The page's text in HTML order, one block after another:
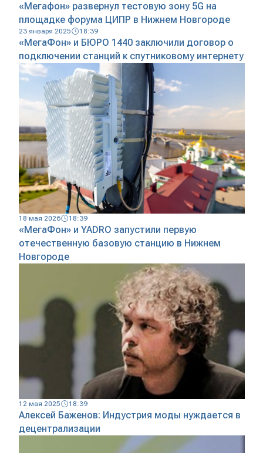
«Мегафон» развернул тестовую зону 5G на
площадке форума ЦИПР в Нижнем Новгороде
23 января 2025 18:39
«МегаФон» и БЮРО 1440 заключили договор о
подключении станций к спутниковому интернету
18 мая 2026 18:39
«МегаФон» и YADRO запустили первую
отечественную базовую станцию в Нижнем
Новгороде
12 мая 2025 18:39
Алексей Баженов: Индустрия моды нуждается в
децентрализации